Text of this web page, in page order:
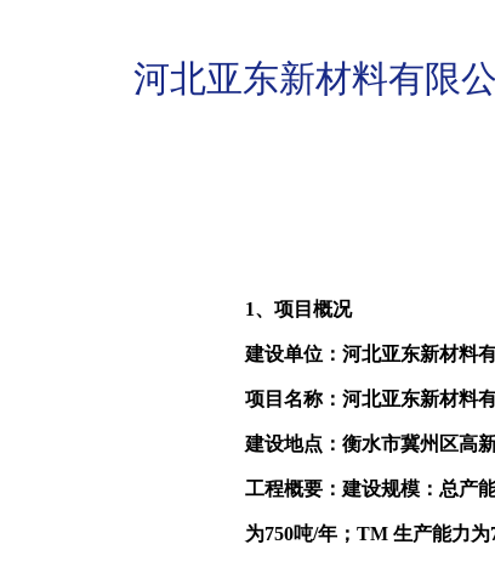
河北亚东新材料有限
1、项目概况
建设单位：河北亚东新材料
项目名称：河北亚东新材料
建设地点：衡水市冀州区高
工程概要：建设规模：总产
为750吨/年；TM 生产能力